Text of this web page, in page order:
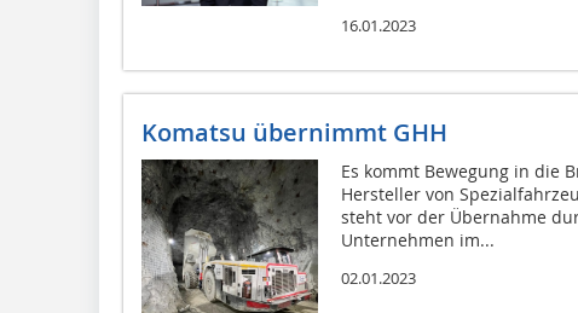
16.01.2023
Komatsu übernimmt GHH
Es kommt Bewegung in die
Hersteller von
steht vor der Übernahme
Unternehmen im...
02.01.2023